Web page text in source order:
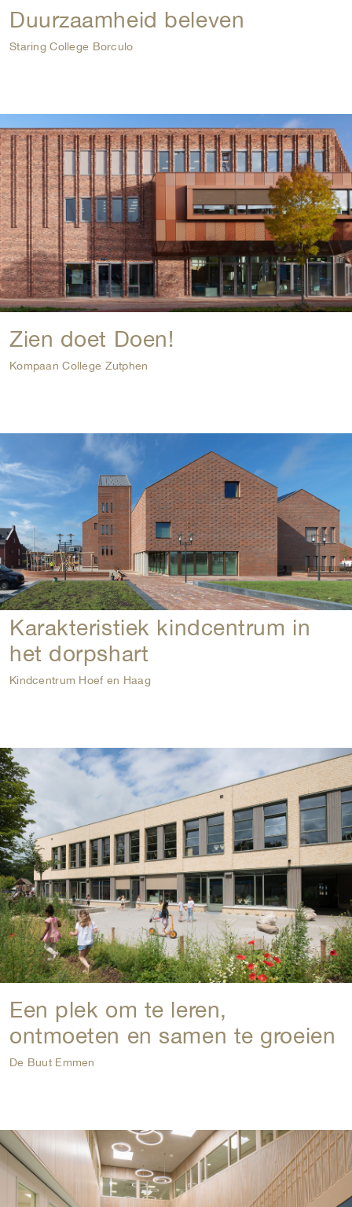
Duurzaamheid beleven
Staring College Borculo
Zien doet Doen!
Kompaan College Zutphen
Karakteristiek kindcentrum in
het dorpshart
Kindcentrum Hoef en Haag
Een plek om te leren,
ontmoeten en samen te groeien
De Buut Emmen